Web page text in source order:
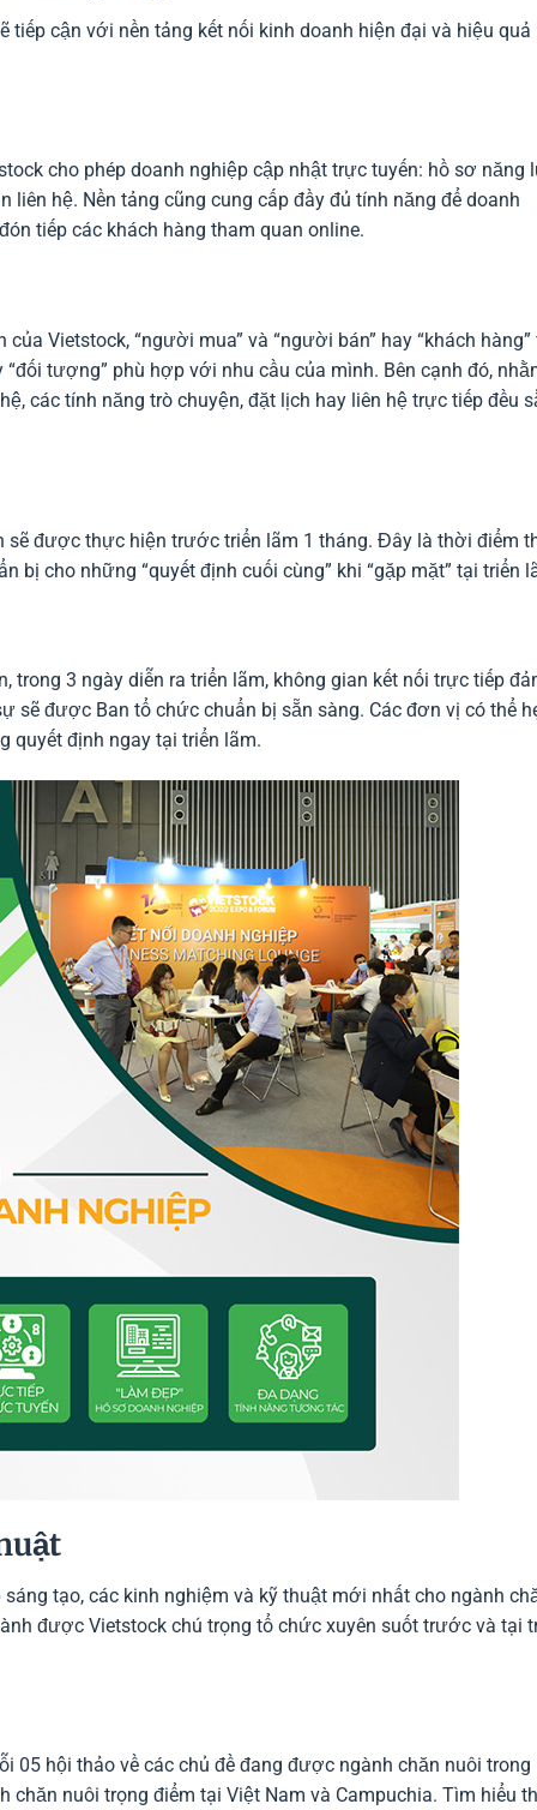
tiếp cận với nền tảng kết nối kinh doanh hiện đại và hiệu quả
cho phép doanh nghiệp cập nhật trực tuyến: hồ sơ năng
liên hệ. Nền tảng cũng cung cấp đầy đủ tính năng để doanh
tiếp các khách hàng tham quan online.
Vietstock, “người mua” và “người bán” hay “khách hàng”
tượng” phù hợp với nhu cầu của mình. Bên cạnh đó,
các tính năng trò chuyện, đặt lịch hay liên hệ trực tiếp đều
sẽ được thực hiện trước triển lãm 1 tháng. Đây là thời điểm
bị cho những “quyết định cuối cùng” khi “gặp mặt” tại triển
trong 3 ngày diễn ra triển lãm, không gian kết nối trực tiếp
sẽ được Ban tổ chức chuẩn bị sẵn sàng. Các đơn vị có thể
quyết định ngay tại triển lãm.
tạo, các kinh nghiệm và kỹ thuật mới nhất cho ngành
được Vietstock chú trọng tổ chức xuyên suốt trước và tại
05 hội thảo về các chủ đề đang được ngành chăn nuôi trong
nuôi trọng điểm tại Việt Nam và Campuchia. Tìm hiểu